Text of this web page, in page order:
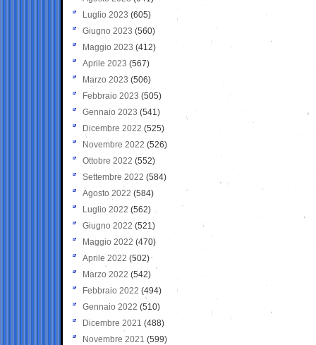
Luglio 2023 (605)
Giugno 2023 (560)
Maggio 2023 (412)
Aprile 2023 (567)
Marzo 2023 (506)
Febbraio 2023 (505)
Gennaio 2023 (541)
Dicembre 2022 (525)
Novembre 2022 (526)
Ottobre 2022 (552)
Settembre 2022 (584)
Agosto 2022 (584)
Luglio 2022 (562)
Giugno 2022 (521)
Maggio 2022 (470)
Aprile 2022 (502)
Marzo 2022 (542)
Febbraio 2022 (494)
Gennaio 2022 (510)
Dicembre 2021 (488)
Novembre 2021 (599)